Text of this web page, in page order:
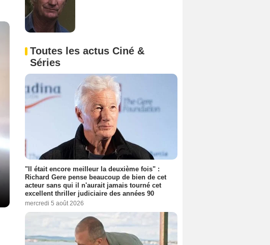
Toutes les actus Ciné &
Séries
"Il était encore meilleur la deuxième fois" :
Richard Gere pense beaucoup de bien de cet
acteur sans qui il n'aurait jamais tourné cet
excellent thriller judiciaire des années 90
mercredi 5 août 2026